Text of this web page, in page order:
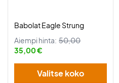
Babolat Eagle Strung
Aiempi hinta: 50,00
35,00 €
Valitse koko